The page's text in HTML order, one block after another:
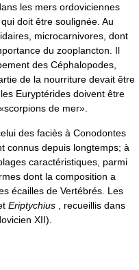
les mers ordoviciennes
doit être soulignée. Au
microcarnivores, dont
du zooplancton. Il
des Céphalopodes,
de la nourriture devait être
Euryptérides doivent être
de mer».
des faciès à Conodontes
connus depuis longtemps; à
caractéristiques, parmi
dont la composition a
écailles de Vertébrés. Les
Eriptychius , recueillis dans
XII).